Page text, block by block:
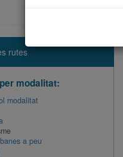
rutes
modalitat:
modalitat
a peu